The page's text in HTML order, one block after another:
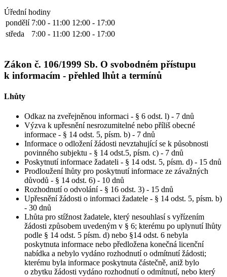
Úřední hodiny
pondělí 7:00 - 11:00 12:00 - 17:00
středa
7:00 - 11:00 12:00 - 17:00
Zákon č. 106/1999 Sb. O svobodném přístupu
k informacím - přehled lhůt a termínů
Lhůty
Odkaz na zveřejněnou informaci - § 6 odst. l) - 7 dnů
Výzva k upřesnění nesrozumitelné nebo příliš obecné
informace - § 14 odst. 5, písm. b) - 7 dnů
Informace o odložení žádosti nevztahující se k působnosti
povinného subjektu - § 14 odst.5, písm. c) - 7 dnů
Poskytnutí informace žadateli - § 14 odst. 5, písm. d) - 15 dnů
Prodloužení lhůty pro poskytnutí informace ze závažných
důvodů - § 14 odst. 6) - 10 dnů
Rozhodnutí o odvolání - § 16 odst. 3) - 15 dnů
Upřesnění žádosti o informaci žadatele - § 14 odst. 5, písm. b)
- 30 dnů
Lhůta pro stížnost žadatele, který nesouhlasí s vyřízením
žádosti způsobem uvedeným v § 6; kterému po uplynutí lhůty
podle § 14 odst. 5 písm. d) nebo §14 odst. 6 nebyla
poskytnuta informace nebo předložena konečná licenční
nabídka a nebylo vydáno rozhodnutí o odmítnutí žádosti;
kterému byla informace poskytnuta částečně, aniž bylo
o zbytku žádosti vydáno rozhodnutí o odmítnutí, nebo který